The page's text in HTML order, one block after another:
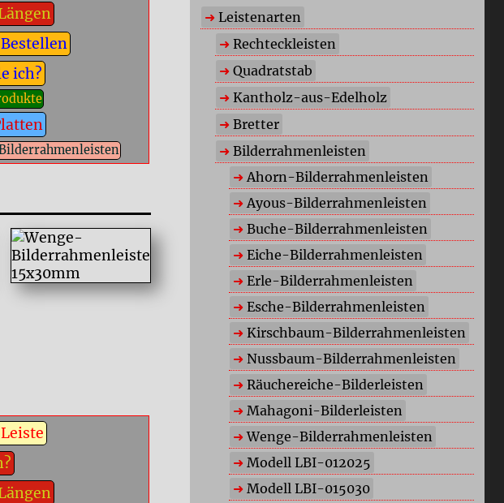
ich?
Leistenarten
Rechteckleisten
Quadratstab
Kantholz-aus-Edelholz
Bretter
Bilderrahmenleisten
Ahorn-Bilderrahmenleisten
Ayous-Bilderrahmenleisten
Buche-Bilderrahmenleisten
Eiche-Bilderrahmenleisten
Erle-Bilderrahmenleisten
Esche-Bilderrahmenleisten
Kirschbaum-Bilderrahmenleisten
Nussbaum-Bilderrahmenleisten
Räuchereiche-Bilderleisten
Mahagoni-Bilderleisten
Wenge-Bilderrahmenleisten
Modell LBI-012025
Modell LBI-015030